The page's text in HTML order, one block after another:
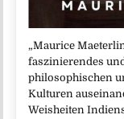
„Maurice
faszinierendes
philosophischen
Kulturen
Weisheiten